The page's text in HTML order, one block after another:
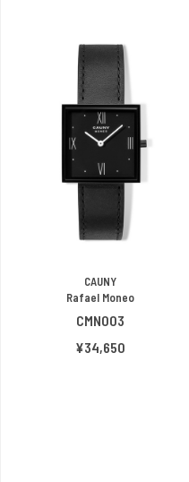
CAUNY
Rafael Moneo
CMN003
¥34,650